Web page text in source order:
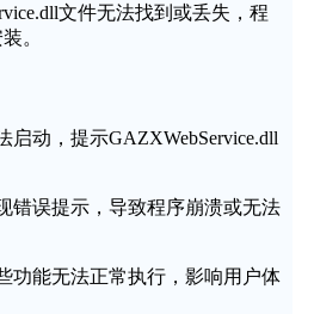
文件无法找到或丢失，程
。
启动，提示GAZXWebService.dll
错误提示，导致程序崩溃或无法
功能无法正常执行，影响用户体